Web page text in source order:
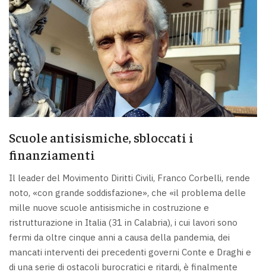
Scuole antisismiche, sbloccati i
finanziamenti
Il leader del Movimento Diritti Civili, Franco Corbelli, rende
noto, «con grande soddisfazione», che «il problema delle
mille nuove scuole antisismiche in costruzione e
ristrutturazione in Italia (31 in Calabria), i cui lavori sono
fermi da oltre cinque anni a causa della pandemia, dei
mancati interventi dei precedenti governi Conte e Draghi e
di una serie di ostacoli burocratici e ritardi, è finalmente